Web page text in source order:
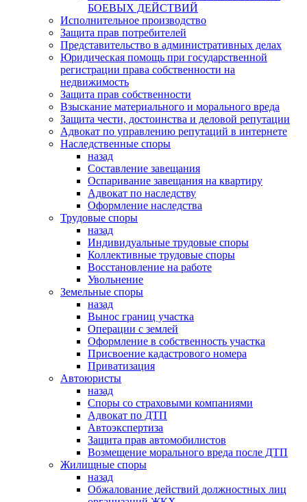
БОЕВЫХ ДЕЙСТВИЙ
Исполнительное производство
Защита прав потребителей
Представительство в административных делах
Юридическая помощь при государственной
регистрации права собственности на
недвижимость
Защита прав собственности
Взыскание материального и морального вреда
Защита чести, достоинства и деловой репутации
Адвокат по управлению репутаций в интернете
Наследственные споры
назад
Составление завещания
Оспаривание завещания на квартиру
Адвокат по наследству
Оформление наследства
Трудовые споры
назад
Индивидуальные трудовые споры
Коллективные трудовые споры
Восстановление на работе
Увольнение
Земельные споры
назад
Вынос границ участка
Операции с землей
Оформление в собственность участка
Присвоение кадастрового номера
Приватизация
Автоюристы
назад
Споры со страховыми компаниями
Адвокат по ДТП
Автоэкспертиза
Защита прав автомобилистов
Возмещение морального вреда после ДТП
Жилищные споры
назад
Обжалование действий должностных лиц